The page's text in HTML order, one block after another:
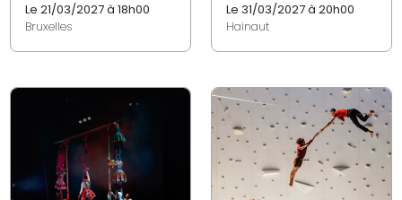
Le 21/03/2027 à 18h00
Bruxelles
Le 31/03/2027 à 20h00
Hainaut